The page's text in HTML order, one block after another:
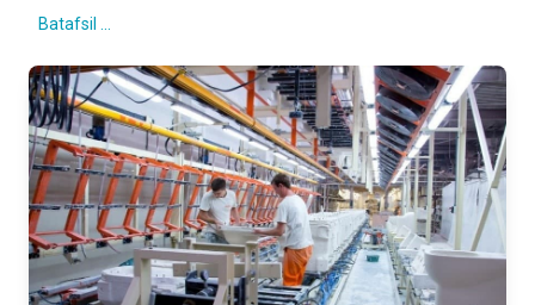
Batafsil ...